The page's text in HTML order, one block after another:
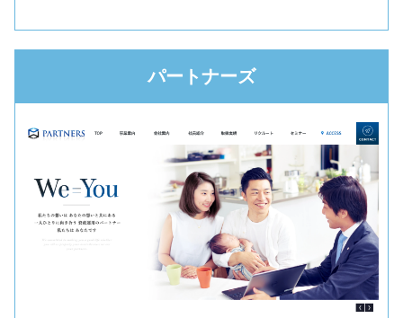
パートナーズ